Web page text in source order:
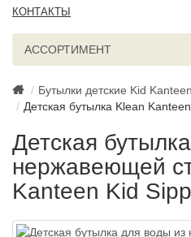
КОНТАКТЫ
АССОРТИМЕНТ
Бутылки детские Kid Kanteen
Детская бутылка Klean
Детская
нержавеющей
Kanteen Kid